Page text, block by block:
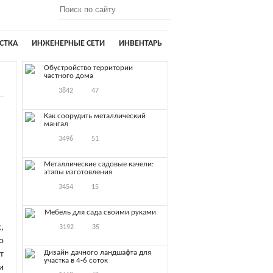
ИНЖЕНЕРНЫЕ СЕТИ ИНВЕНТАРЬ
Обустройство территории
частного дома
3842 47
Как соорудить металлический
мангал
3496 51
Металлические садовые качели:
этапы изготовления
3454 15
Мебель для сада своими руками
3192 35
Дизайн дачного ландшафта для
участка в 4-6 соток